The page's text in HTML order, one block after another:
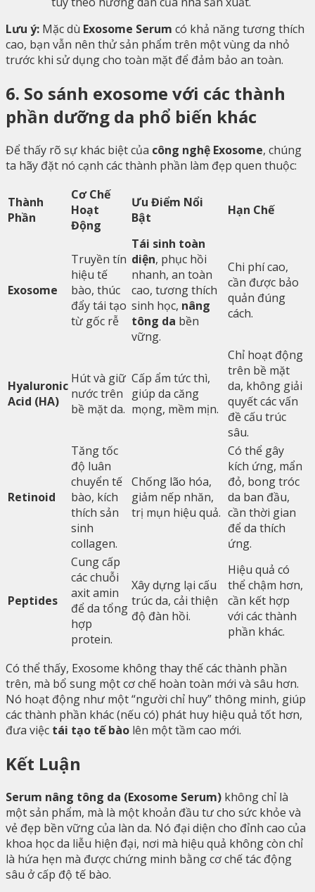
Lưu ý: Mặc dù Exosome Serum có khả năng tương thích
cao, bạn vẫn nên thử sản phẩm trên một vùng da nhỏ
trước khi sử dụng cho toàn mặt để đảm bảo an toàn.
6. So sánh exosome với các thành
phần dưỡng da phổ biến khác
Để thấy rõ sự khác biệt của công nghệ Exosome, chúng
ta hãy đặt nó cạnh các thành phần làm đẹp quen thuộc:
Thành
Phần
Cơ Chế
Hoạt
Động
Ưu Điểm Nổi
Bật
Hạn Chế
Exosome
Truyền tín
hiệu tế
bào, thúc
đẩy tái tạo
từ gốc rễ
Tái sinh toàn
diện, phục hồi
nhanh, an toàn
cao, tương thích
sinh học, nâng
tông da bền
vững.
Chi phí cao,
cần được bảo
quản đúng
cách.
Hyaluronic
Acid (HA)
Hút và giữ
nước trên
bề mặt da.
Cấp ẩm tức thì,
giúp da căng
mọng, mềm mịn.
Chỉ hoạt động
trên bề mặt
da, không giải
quyết các vấn
đề cấu trúc
sâu.
Retinoid
Tăng tốc
độ luân
chuyển tế
bào, kích
thích sản
sinh
collagen.
Chống lão hóa,
giảm nếp nhăn,
trị mụn hiệu quả.
Có thể gây
kích ứng, mẩn
đỏ, bong tróc
da ban đầu,
cần thời gian
để da thích
ứng.
Peptides
Cung cấp
các chuỗi
axit amin
để da tổng
hợp
protein.
Xây dựng lại cấu
trúc da, cải thiện
độ đàn hồi.
Hiệu quả có
thể chậm hơn,
cần kết hợp
với các thành
phần khác.
Có thể thấy, Exosome không thay thế các thành phần
trên, mà bổ sung một cơ chế hoàn toàn mới và sâu hơn.
Nó hoạt động như một “người chỉ huy” thông minh, giúp
các thành phần khác (nếu có) phát huy hiệu quả tốt hơn,
đưa việc tái tạo tế bào lên một tầm cao mới.
Kết Luận
Serum nâng tông da (Exosome Serum) không chỉ là
một sản phẩm, mà là một khoản đầu tư cho sức khỏe và
vẻ đẹp bền vững của làn da. Nó đại diện cho đỉnh cao của
khoa học da liễu hiện đại, nơi mà hiệu quả không còn chỉ
là hứa hẹn mà được chứng minh bằng cơ chế tác động
sâu ở cấp độ tế bào.